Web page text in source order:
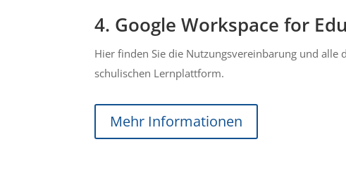
4. Google Workspace for
Hier finden Sie die Nutzungsvereinbarung und
schulischen Lernplattform.
Mehr Informationen